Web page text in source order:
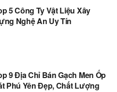
5 Công Ty Vật Liệu Xây
Nghệ An Uy Tín
9 Địa Chỉ Bán Gạch Men Ốp
Phú Yên Đẹp, Chất Lượng